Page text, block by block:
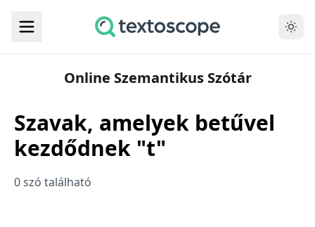
Online Szemantikus Szótár
Szavak, amelyek betűvel
kezdődnek "t"
0 szó található